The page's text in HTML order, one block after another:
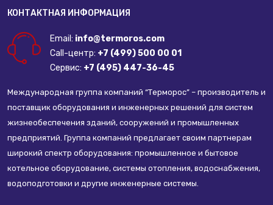
КОНТАКТНАЯ ИНФОРМАЦИЯ
Email: info@termoros.com
Call-центр: +7 (499) 500 00 01
Сервис: +7 (495) 447-36-45
Международная группа компаний “Терморос” – производитель и
поставщик оборудования и инженерных решений для систем
жизнеобеспечения зданий, сооружений и промышленных
предприятий. Группа компаний предлагает своим партнерам
широкий спектр оборудования: промышленное и бытовое
котельное оборудование, системы отопления, водоснабжения,
водоподготовки и другие инженерные системы.